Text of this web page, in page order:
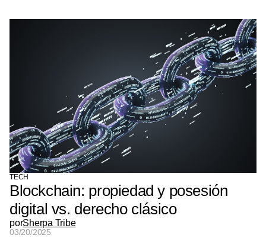
TECH
Blockchain: propiedad y posesión
digital vs. derecho clásico
porSherpa Tribe
03/20/2025